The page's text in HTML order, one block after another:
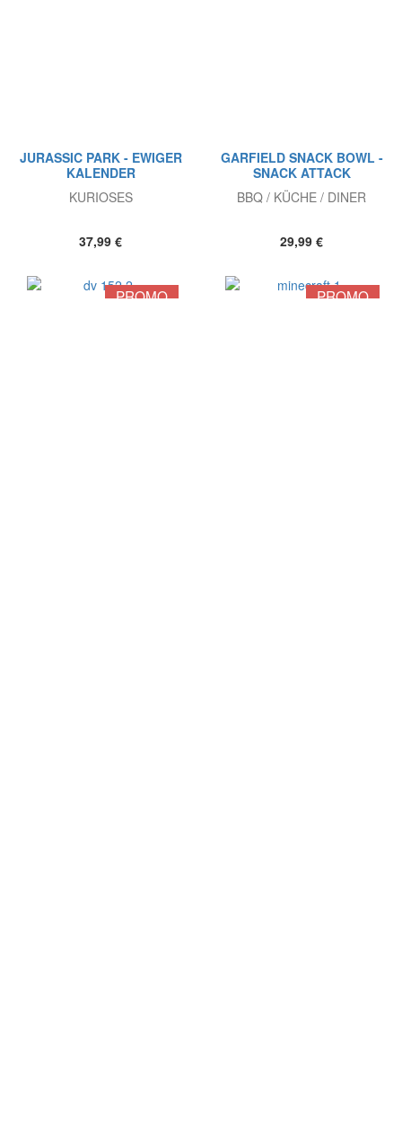
JURASSIC PARK - EWIGER
KALENDER
KURIOSES
37,99 €
GARFIELD SNACK BOWL -
SNACK ATTACK
BBQ / KÜCHE / DINER
29,99 €
PROMO PROMO